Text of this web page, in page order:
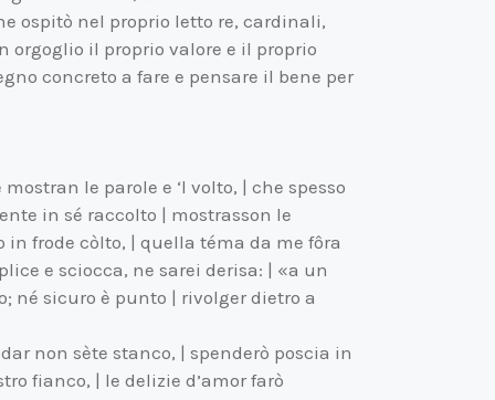
ospitò nel proprio letto re, cardinali,
orgoglio il proprio valore e il proprio
concreto a fare e pensare il bene per
le parole e ‘l volto, | che spesso
in sé raccolto | mostrasson le
in frode còlto, | quella téma da me fôra
e sciocca, ne sarei derisa: | «a un
né sicuro è punto | rivolger dietro a
non sète stanco, | spenderò poscia in
fianco, | le delizie d’amor farò